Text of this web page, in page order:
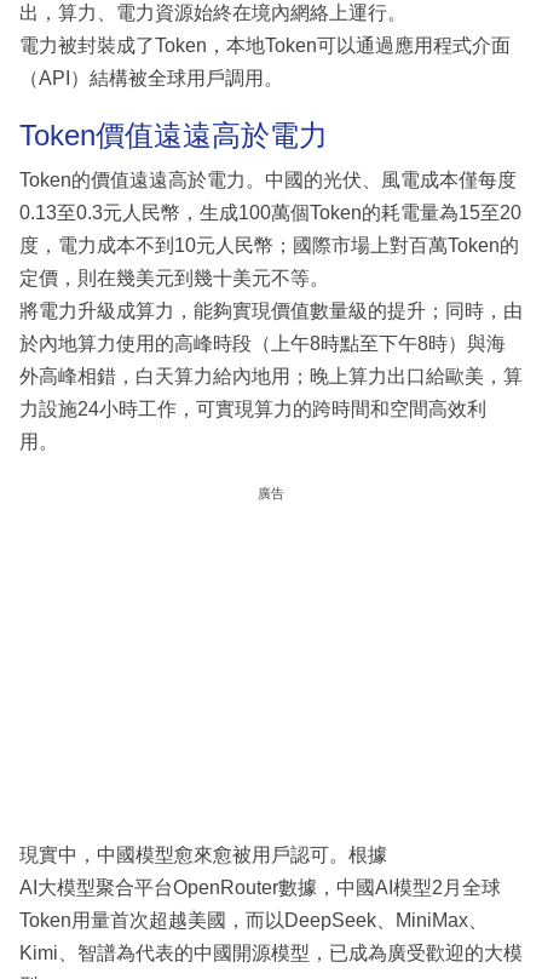
出，算力、電力資源始終在境內網絡上運行。
電力被封裝成了Token，本地Token可以通過應用程式介面
（API）結構被全球用戶調用。
Token價值遠遠高於電力
Token的價值遠遠高於電力。中國的光伏、風電成本僅每度
0.13至0.3元人民幣，生成100萬個Token的耗電量為15至20
度，電力成本不到10元人民幣；國際市場上對百萬Token的
定價，則在幾美元到幾十美元不等。
將電力升級成算力，能夠實現價值數量級的提升；同時，由
於內地算力使用的高峰時段（上午8時點至下午8時）與海
外高峰相錯，白天算力給內地用；晚上算力出口給歐美，算
力設施24小時工作，可實現算力的跨時間和空間高效利
用。
廣告
現實中，中國模型愈來愈被用戶認可。根據
AI大模型聚合平台OpenRouter數據，中國AI模型2月全球
Token用量首次超越美國，而以DeepSeek、MiniMax、
Kimi、智譜為代表的中國開源模型，已成為廣受歡迎的大模